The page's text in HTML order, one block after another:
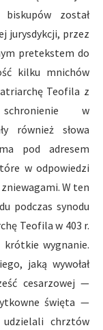
został
jurysdykcji, przez
pretekstem do
kilku mnichów
Teofila z
w
również słowa
pod adresem
w odpowiedzi
W ten
podczas synodu
Teofila w 403 r.
wygnanie.
jaką wywołał
cesarzowej —
święta —
chrztów